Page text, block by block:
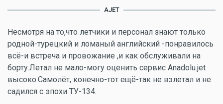
AJET
Несмотря на то,что летчики и персонал знают только
родной-турецкий и ломаный английский -понравилось
всё-и встреча и провожание ,и как обслуживали на
борту.Летал не мало-могу оценить сервис Anadolu.jet
высоко.Самолёт, конечно-тот ещё-так не взлетал и не
садился с эпохи ТУ-134.